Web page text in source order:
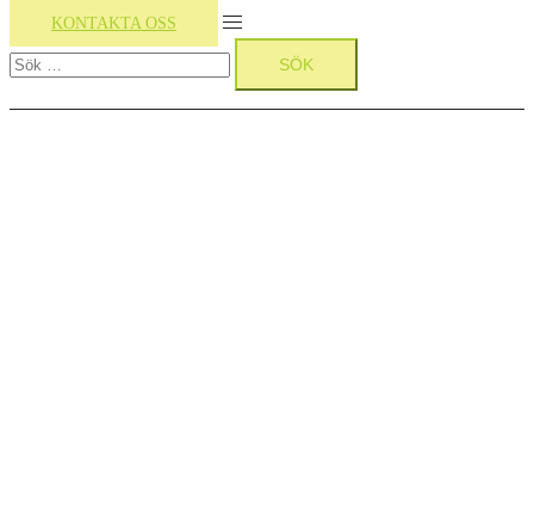
KONTAKTA OSS
Slå
på/av
meny
Sök
efter: